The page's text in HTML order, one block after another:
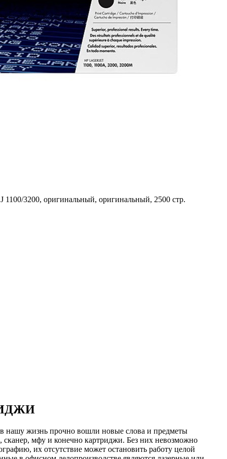
3200, оригинальный, оригинальный, 2500 стр.
нашу жизнь прочно вошли новые слова и предметы
сканер, мфу и конечно картриджи. Без них невозможно
их отсутствие может остановить работу целой